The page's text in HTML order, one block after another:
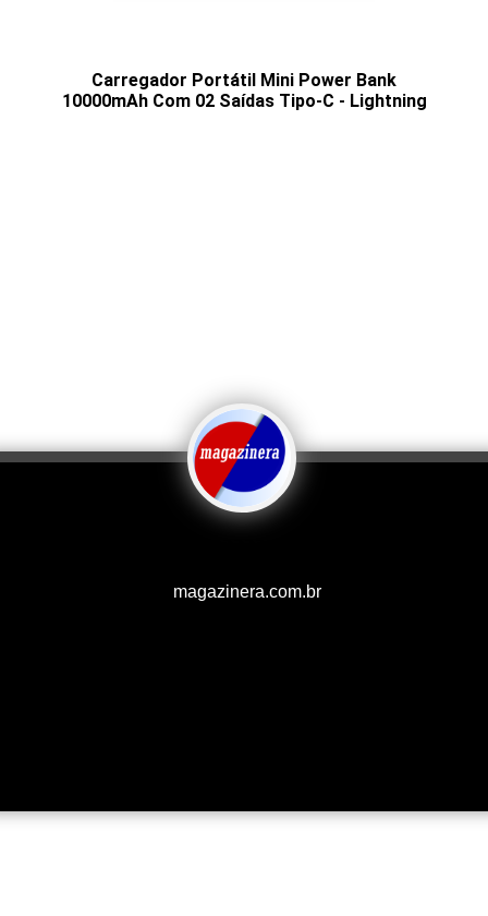
Carregador Portátil Mini Power Bank
10000mAh Com 02 Saídas Tipo-C - Lightning
magazinera.com.br